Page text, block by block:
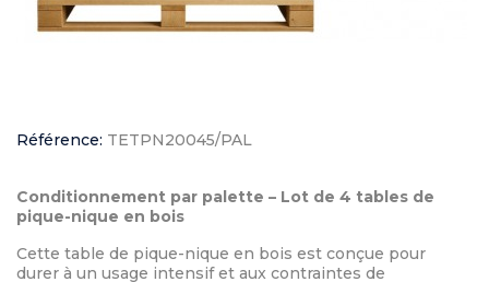
Référence: TETPN20045/PAL
Conditionnement par palette – Lot de 4 tables de
pique-nique en bois
Cette table de pique-nique en bois est conçue pour
durer à un usage intensif et aux contraintes de